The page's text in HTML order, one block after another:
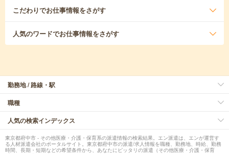
こだわりでお仕事情報をさがす
人気のワードでお仕事情報をさがす
勤務地 / 路線・駅
職種
人気の検索インデックス
東京都府中市 - その他医療・介護・保育系の派遣情報の検索結果。エン派遣は、エンが運営す
る人材派遣会社のポータルサイト。東京都府中市の派遣/求人情報を職種、勤務地、時給、勤務
時間、長期・短期などの希望条件から、あなたにピッタリの派遣（その他医療・介護・保育